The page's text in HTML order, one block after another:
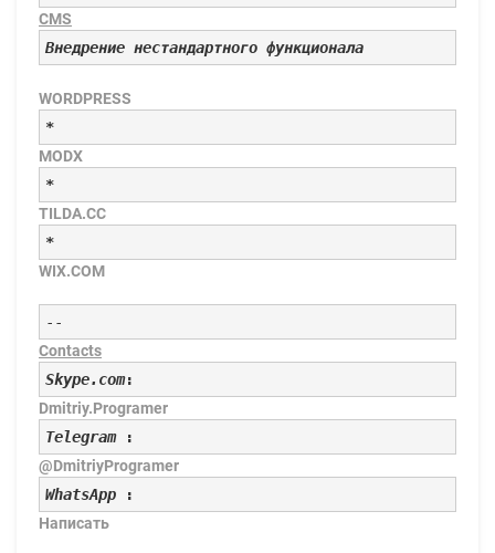
CMS
Внедрение нестандартного функционала
WORDPRESS
*
MODX
*
TILDA.CC
*
WIX.COM
--
Contacts
Skype.com:
Dmitriy.Programer
Telegram :
@DmitriyProgramer
WhatsApp :
Написать